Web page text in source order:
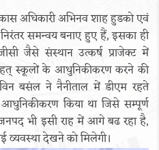
अधिकारी अभिनव शाह हुडको एवं
समन्वय बनाए हुए हैं, इसका ही
जैसे संस्थान उत्कर्ष प्राजेक्ट में
स्कूलों के आधुनिकीकरण करने की
बसंल ने नैनीताल में डीएम रहते
किया था जिसे सम्पूर्ण
भी इसी राह में आगे बढ रहा है,
व्यवस्था देखने को मिलेगी।